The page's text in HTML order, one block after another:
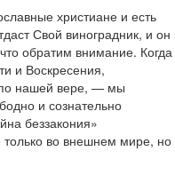
христиане и есть
Свой виноградник, и он
обратим внимание. Когда
и Воскресения,
по нашей вере, — мы
и сознательно
беззакония»
во внешнем мире, но